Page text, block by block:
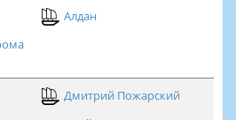
Алдан
Дмитрий Пожарский